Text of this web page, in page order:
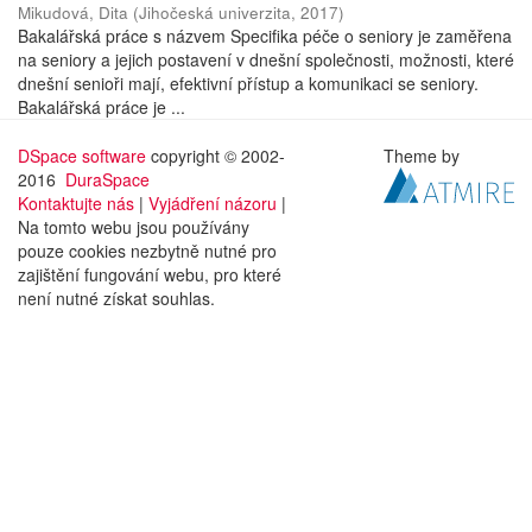
Mikudová, Dita (Jihočeská univerzita, 2017)
Bakalářská práce s názvem Specifika péče o seniory je zaměřena
na seniory a jejich postavení v dnešní společnosti, možnosti, které
dnešní senioři mají, efektivní přístup a komunikaci se seniory.
Bakalářská práce je ...
DSpace software copyright © 2002-
2016 DuraSpace
Kontaktujte nás | Vyjádření názoru |
Na tomto webu jsou používány
pouze cookies nezbytně nutné pro
zajištění fungování webu, pro které
není nutné získat souhlas.
Theme by